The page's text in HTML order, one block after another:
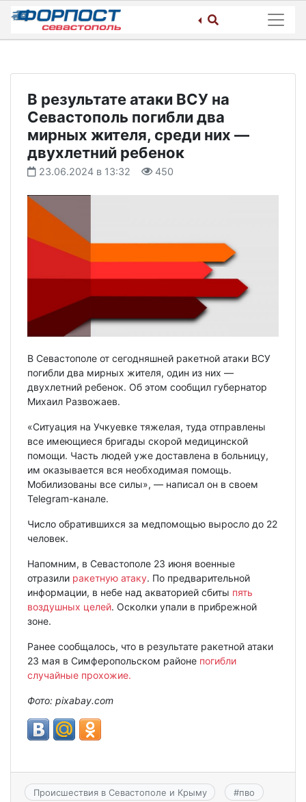
Skip
content
В результате атаки ВСУ на
Севастополь погибли два
мирных жителя, среди них —
двухлетний ребенок
23.06.2024 в 13:32 450
В Севастополе от сегодняшней ракетной атаки ВСУ
погибли два мирных жителя, один из них —
двухлетний ребенок. Об этом сообщил губернатор
Михаил Развожаев.
«Ситуация на Учкуевке тяжелая, туда отправлены
все имеющиеся бригады скорой медицинской
помощи. Часть людей уже доставлена в больницу,
им оказывается вся необходимая помощь.
Мобилизованы все силы», — написал он в своем
Telegram-канале.
Число обратившихся за медпомощью выросло до 22
человек.
Напомним, в Севастополе 23 июня военные
отразили ракетную атаку. По предварительной
информации, в небе над акваторией сбиты пять
воздушных целей. Осколки упали в прибрежной
зоне.
Ранее сообщалось, что в результате ракетной атаки
23 мая в Симферопольском районе погибли
случайные прохожие.
Фото: pixabay.com
Происшествия в Севастополе и Крыму #пво